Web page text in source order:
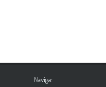
Naviga: